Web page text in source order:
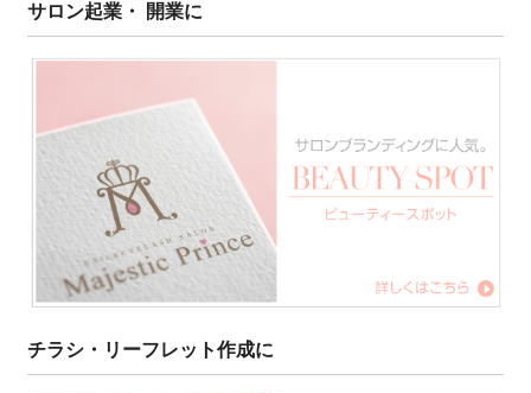
サロン起業・ 開業に
チラシ・リーフレット作成に